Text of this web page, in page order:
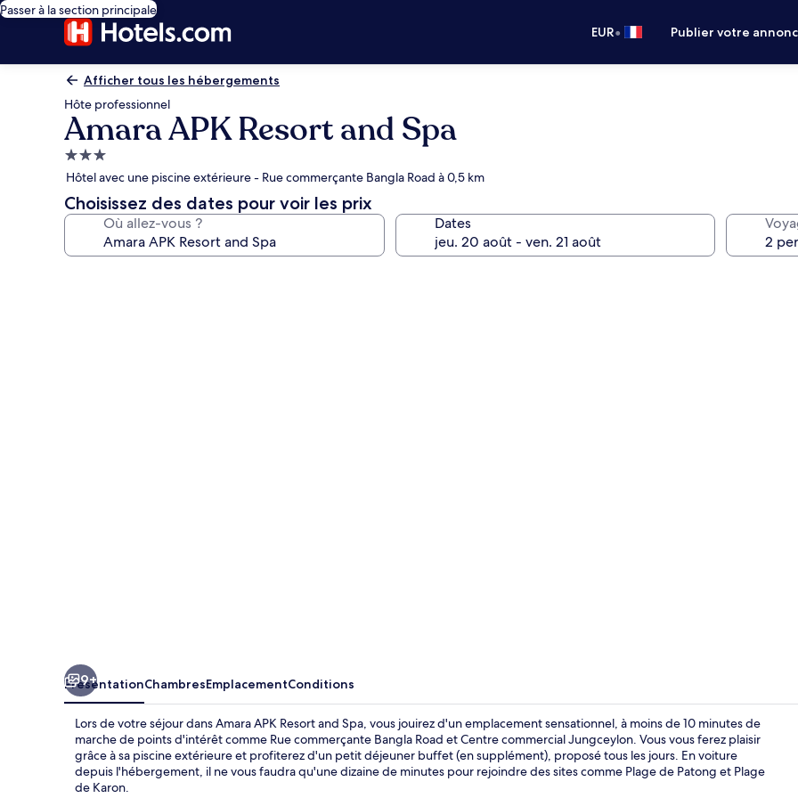
Passer à la section principale
EUR• Publier votre
Afficher tous les hébergements
Hôte professionnel
Amara APK Resort and Spa
Hébergement
3.0 étoiles
Hôtel avec une piscine extérieure - Rue commerçante Bangla Road à 0,5 km
Choisissez des dates pour voir les prix
Où allez-vous ? Dates
Chambre
9+
PrésentationChambresEmplacementConditions
Lors de votre séjour dans Amara APK Resort and Spa, vous jouirez d'un emplacement sensationnel, à moins de 10 minutes de
marche de points d'intérêt comme Rue commerçante Bangla Road et Centre commercial Jungceylon. Vous vous ferez plaisir
grâce à sa piscine extérieure et profiterez d'un petit déjeuner buffet (en supplément), proposé tous les jours. En voiture
depuis l'hébergement, il ne vous faudra qu'une dizaine de minutes pour rejoindre des sites comme Plage de Patong et Plage
de Karon.